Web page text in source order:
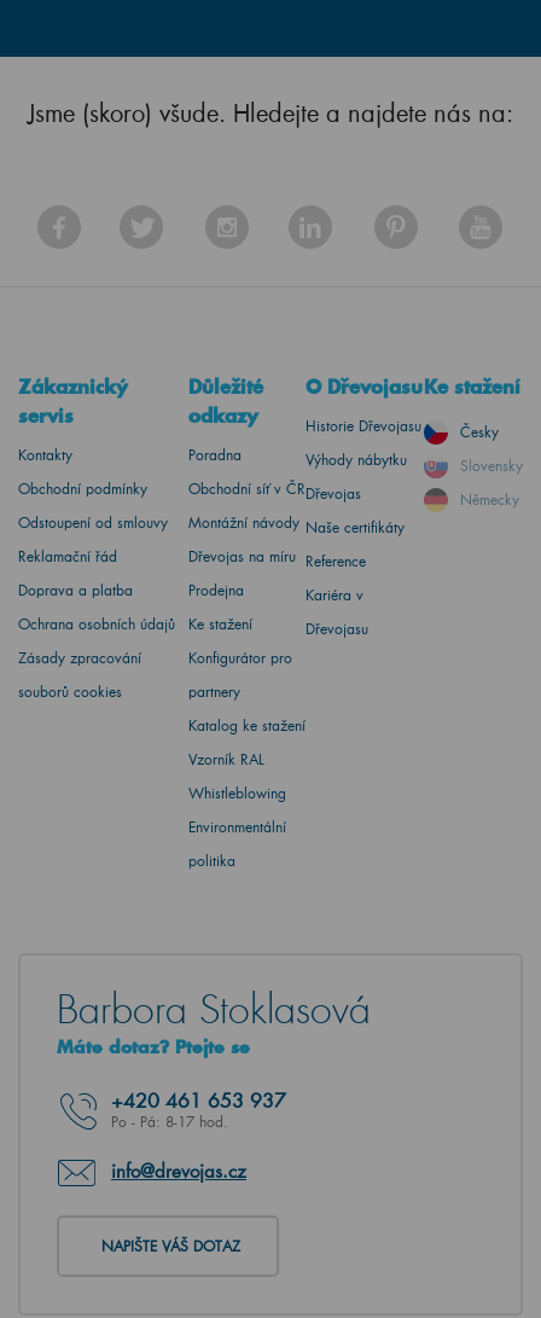
Jsme (skoro) všude. Hledejte a najdete nás na:
Zákaznický
servis
Kontakty
Obchodní podmínky
Odstoupení od smlouvy
Reklamační řád
Doprava a platba
Ochrana osobních údajů
Zásady zpracování
souborů cookies
Důležité
odkazy
Poradna
Obchodní síť v ČR
Montážní návody
Dřevojas na míru
Prodejna
Ke stažení
Konfigurátor pro
partnery
Katalog ke stažení
Vzorník RAL
Whistleblowing
Environmentální
politika
O Dřevojasu
Historie Dřevojasu
Výhody nábytku
Dřevojas
Naše certifikáty
Reference
Kariéra v
Dřevojasu
Ke stažení
Česky
Slovensky
Německy
Barbora Stoklasová
Máte dotaz? Ptejte se
+420 461 653 937
Po - Pá: 8-17 hod.
info@drevojas.cz
NAPIŠTE VÁŠ DOTAZ